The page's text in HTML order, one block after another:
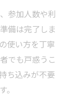
参加人数や利
備は完了しま
使い方を丁寧
でも戸惑うこ
ち込みが不要